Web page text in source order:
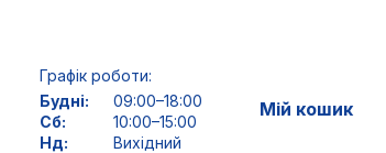
Графік роботи:
Будні:
09:00–18:00
Сб:
10:00–15:00
Нд:
Вихідний
Мій кошик